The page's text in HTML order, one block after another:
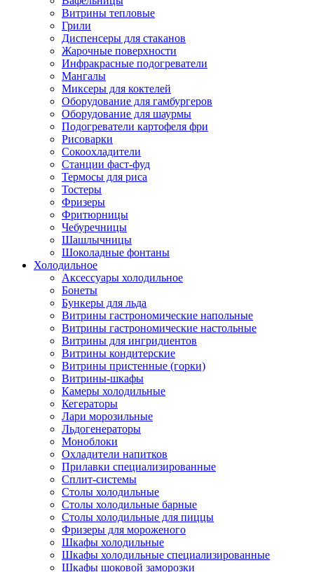
Витрины тепловые
Грили
Диспенсеры для стаканов
Жарочные поверхности
Инфракрасные подогреватели
Мангалы
Миксеры для коктелей
Оборудование для гамбургеров
Оборудование для шаурмы
Подогреватели картофеля фри
Рисоварки
Сокоохладители
Станции фаст-фуд
Термосы для риса
Тостеры
Фризеры
Фритюрницы
Чебуречницы
Шашлычницы
Шоколадные фонтаны
Холодильное
Аксессуары холодильное
Бонеты
Бункеры для льда
Витрины гастрономические напольные
Витрины гастрономические настольные
Витрины для ингридиентов
Витрины кондитерские
Витрины пристенные (горки)
Витрины-шкафы
Камеры холодильные
Кегераторы
Лари морозильные
Льдогенераторы
Моноблоки
Охладители напитков
Прилавки специализированные
Сплит-системы
Столы холодильные
Столы холодильные барные
Столы холодильные для пиццы
Фризеры для мороженого
Шкафы холодильные
Шкафы холодильные специализированные
Шкафы шоковой заморозки